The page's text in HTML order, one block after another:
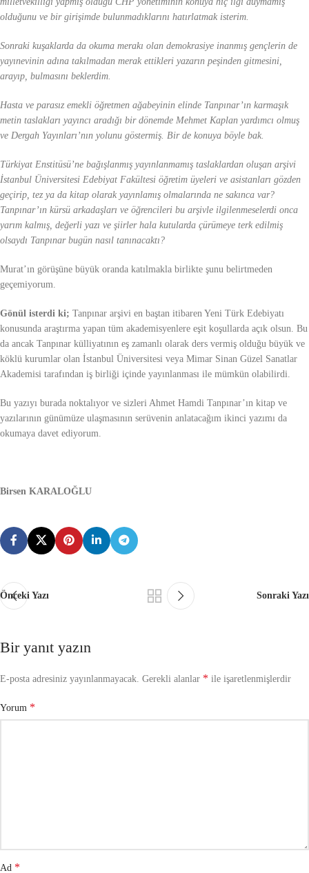
olduğunu ve bir girişimde bulunmadıklarını hatırlatmak isterim.
Sonraki kuşaklarda da okuma merakı olan demokrasiye inanmış gençlerin de
yayınevinin adına takılmadan merak ettikleri yazarın peşinden gitmesini,
arayıp, bulmasını beklerdim.
Hasta ve parasız emekli öğretmen ağabeyinin elinde Tanpınar’ın karmaşık
metin taslakları yayıncı aradığı bir dönemde Mehmet Kaplan yardımcı olmuş
ve Dergah Yayınları’nın yolunu göstermiş. Bir de konuya böyle bak.
Türkiyat Enstitüsü’ne bağışlanmış yayınlanmamış taslaklardan oluşan arşivi
İstanbul Üniversitesi Edebiyat Fakültesi öğretim üyeleri ve asistanları gözden
geçirip, tez ya da kitap olarak yayınlamış olmalarında ne sakınca var?
Tanpınar’ın kürsü arkadaşları ve öğrencileri bu arşivle ilgilenmeselerdi onca
yarım kalmış, değerli yazı ve şiirler hala kutularda çürümeye terk edilmiş
olsaydı Tanpınar bugün nasıl tanınacaktı?
Murat’ın görüşüne büyük oranda katılmakla birlikte şunu belirtmeden
geçemiyorum.
Gönül isterdi ki; Tanpınar arşivi en baştan itibaren Yeni Türk Edebiyatı
konusunda araştırma yapan tüm akademisyenlere eşit koşullarda açık olsun. Bu
da ancak Tanpınar külliyatının eş zamanlı olarak ders vermiş olduğu büyük ve
köklü kurumlar olan İstanbul Üniversitesi veya Mimar Sinan Güzel Sanatlar
Akademisi tarafından iş birliği içinde yayınlanması ile mümkün olabilirdi.
Bu yazıyı burada noktalıyor ve sizleri Ahmet Hamdi Tanpınar’ın kitap ve
yazılarının günümüze ulaşmasının serüvenin anlatacağım ikinci yazımı da
okumaya davet ediyorum.
Birsen KARALOĞLU
Önceki Yazı Sonraki Yazı
Bir yanıt yazın
E-posta adresiniz yayınlanmayacak. Gerekli alanlar * ile işaretlenmişlerdir
Yorum *
Ad *